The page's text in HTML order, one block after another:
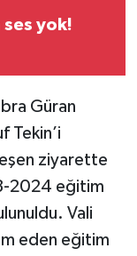
ses yok!
Güran
Tekin’i
ziyarette
2024 eğitim
Vali
eden eğitim